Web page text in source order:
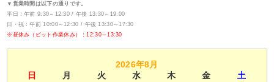
▼営業時間は以下の通りです。
平日：午前 9:30～12:30 / 午後 13:30～19:00
日・祝：午前 10:00～12:30 / 午後 13:30～17:30
※昼休み（ピット作業休み）：12:30～13:30
2026年8月
日
月 火 水 木 金
土